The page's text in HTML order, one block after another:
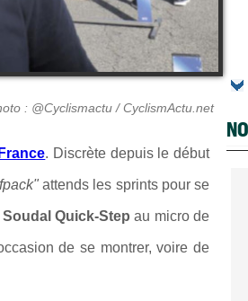
: @Cyclismactu / CyclismActu.net
. Discrète depuis le début
attends les sprints pour se
Soudal Quick-Step au micro de
de se montrer, voire de